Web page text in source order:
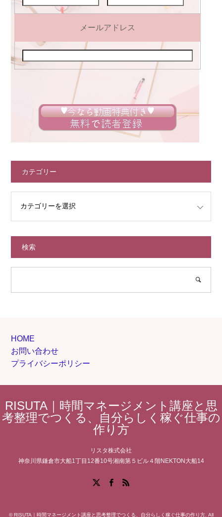
メールアドレス
カテゴリー
検索
HOME
お問い合わせ
プライバシーポリシー
RISUTA｜時間マネージメント講座と思
考整理でつくる、自分らしく稼ぐ仕事の
作り方
リスタ株式会社
神奈川県鎌倉市大船1丁目12番10号湘南第５ビル４階NEKTON大船14
© RISUTA｜時間マネージメント講座と思考整理でつくる、自分らしく稼ぐ仕事の作り方. All